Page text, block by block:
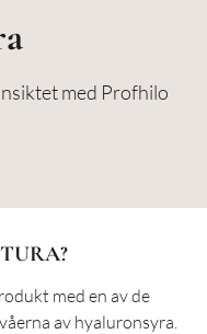
med Profhilo
med en av de
av hyaluronsyra.